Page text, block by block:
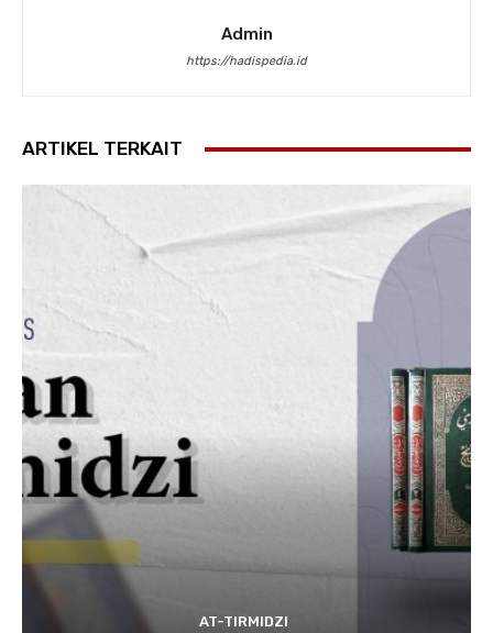
Admin
https://hadispedia.id
ARTIKEL TERKAIT
AT-TIRMIDZI